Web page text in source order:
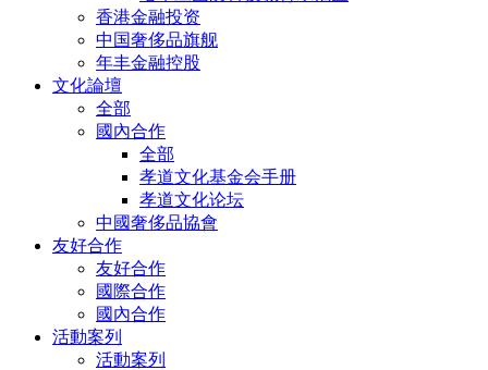
香港金融投资
中国奢侈品旗舰
年丰金融控股
文化論壇
全部
國內合作
全部
孝道文化基金会手册
孝道文化论坛
中國奢侈品協會
友好合作
友好合作
國際合作
國內合作
活動案列
活動案列